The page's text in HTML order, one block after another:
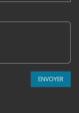
ENVOYER